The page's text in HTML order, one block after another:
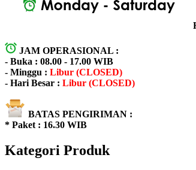
JAM OPERASIONAL :
- Buka : 08.00 - 17.00 WIB
- Minggu : Libur (CLOSED)
- Hari Besar : Libur (CLOSED)
BATAS PENGIRIMAN :
* Paket : 16.30 WIB
Kategori Produk